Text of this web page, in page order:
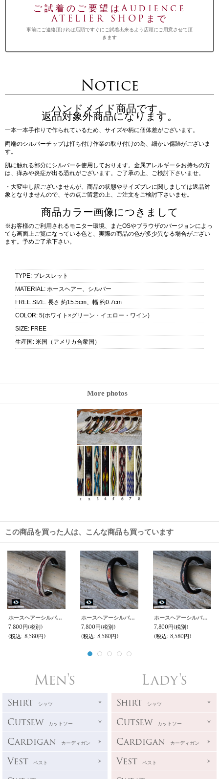
ご試着のご要望はAudience
ATELIER SHOPまで
事前にご連絡頂ければ店頭ですぐにご試着出来るよう店頭にご用意させて頂
きます
Notice
ハンドメイド商品です。
返品対象外商品になります。
一本一本手作りで作られているため、サイズや柄に個体差がございます。
両端のシルバーチップは打ち付け作業の取り付けの為、細かい傷跡がございま
す。
肌に触れる部分にシルバーを使用しております。金属アレルギーをお持ちの方
は、痒みや炎症が出る恐れがございます。ご了承の上、ご検討下さいませ。
・大変申し訳ございませんが、商品の状態やサイズブレに関しましては返品対
象となりませんので、その点ご留意の上、ご注文をご検討下さいませ。
商品カラー画像につきまして
※お客様のご利用されるモニター環境、またOSやブラウザのバージョンによっ
ても画面上ご覧になっている色と、実際の商品の色が多少異なる場合がござい
ます。予めご了承下さい。
TYPE: ブレスレット
MATERIAL : ホースヘアー、シルバー
FREE SIZE: 長さ 約15.5cm、幅 約0.7cm
COLOR: 5(ホワイト×グリーン・イエロー・ワイン)
SIZE: FREE
生産国: 米国（アメリカ合衆国）
More photos
この商品を買った人は、こんな商品も買っています
ホースヘアーシルバーチップ フレキシブルブレスレット / Colorado Horsehair
7,800円(税別)
(税込: 8,580円)
ホースヘアーシルバーチップ フレキシブルブレスレット / Colorado Horsehair
7,800円(税別)
(税込: 8,580円)
ホースヘアーシルバーチップ フレキシブルブレスレット / Colorado Horsehair
7,800円(税別)
(税込: 8,580円)
Men's
Shirt シャツ
Cutsew カットソー
Cardigan カーディガン
Vest ベスト
Lady's
Shirt シャツ
Cutsew カットソー
Cardigan カーディガン
Vest ベスト